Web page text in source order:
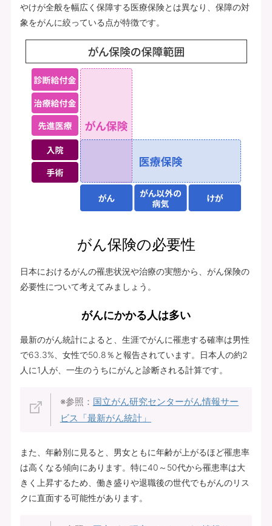
やけが全般を幅広く保障する医療保険とは異なり、保障の対
象をがんに絞っている点が特徴です。
がん保険の必要性
日本におけるがんの罹患状況や治療の実態から、がん保険の
必要性について考えてみましょう。
がんにかかる人は多い
最新のがん統計によると、生涯でがんに罹患する確率は男性
で63.3%、女性で50.8％と報告されています。日本人の約2
人に1人が、一生のうちにがんと診断される計算です。
※参照： 国立がん研究センターがん情報サー
ビス「最新がん統計」
また、年齢別に見ると、男女ともに年齢が上がるほど罹患率
は高くなる傾向にあります。特に40～50代から罹患率は大
きく上昇するため、働き盛りや退職後の世代でもがんのリス
クに直面する可能性があります。